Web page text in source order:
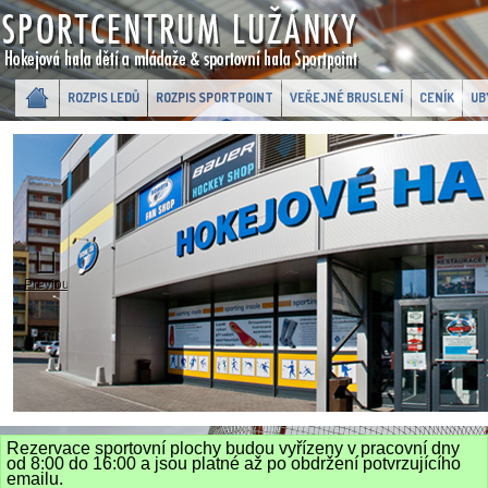
ROZPIS LEDŮ ROZPIS SPORTPOINT VEŘEJNÉ BRUSLENÍ CENÍK
Previous
Rezervace sportovní plochy budou vyřízeny v pracovní dny
od 8:00 do 16:00 a jsou platné až po obdržení potvrzujícího
emailu.